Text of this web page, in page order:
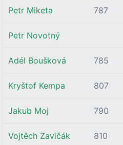
Petr Miketa 787
Petr Novotný
Adél Boušková 785
Kryštof Kempa 807
Jakub Moj 790
Vojtěch Zavičák 810